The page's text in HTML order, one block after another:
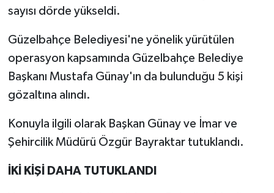
sayısı dörde yükseldi.
Güzelbahçe Belediyesi'ne yönelik yürütülen
operasyon kapsamında Güzelbahçe Belediye
Başkanı Mustafa Günay'ın da bulunduğu 5 kişi
gözaltına alındı.
Konuyla ilgili olarak Başkan Günay ve İmar ve
Şehircilik Müdürü Özgür Bayraktar tutuklandı.
İKİ KİŞİ DAHA TUTUKLANDI